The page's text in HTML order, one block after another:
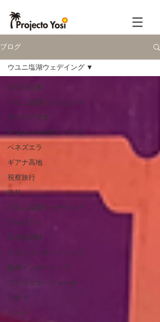
ブログ
全ての記事
ウユニ塩湖プロジェクト
ボリビア文化
ProjectoYOSIについて
ベネズエラ
ギアナ高地
視察旅行
チリ
ウユニ塩湖ウェデイング
ウルグアイ
日本語講師
ウユニインターンシップ
南米インターシップ
エンジェル・フォール
パナマ
ペルー
ウユニ塩湖ウェデイング